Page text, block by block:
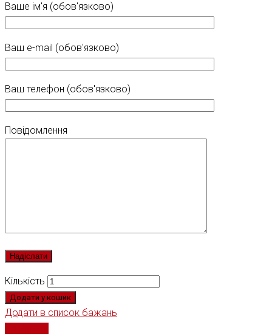
Ваше ім'я (обов'язково)
Ваш e-mail (обов'язково)
Ваш телефон (обов'язково)
Повідомлення
Кількість
Додати у кошик
Додати в список бажань